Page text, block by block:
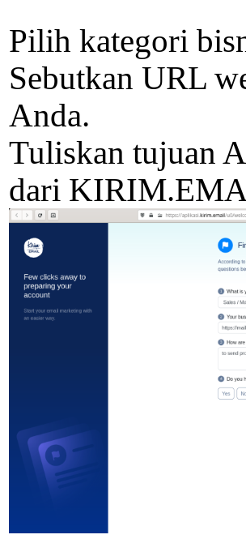
Pilih kategori
Sebutkan URL
Anda.
Tuliskan tujuan
dari